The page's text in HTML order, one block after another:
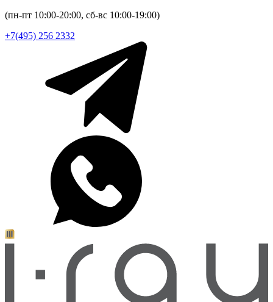
(пн-пт 10:00-20:00, сб-вс 10:00-19:00)
+7(495) 256 2332